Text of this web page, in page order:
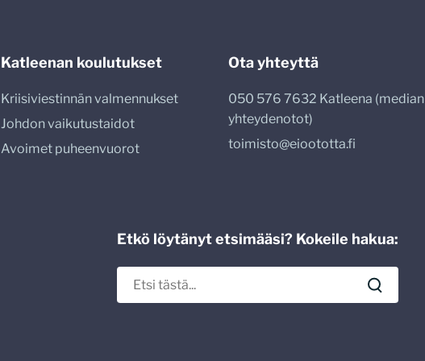
Katleenan koulutukset
Kriisiviestinnän valmennukset
Johdon vaikutustaidot
Avoimet puheenvuorot
Ota yhteyttä
050 576 7632 Katleena (median
yhteydenotot)
toimisto@eioototta.fi
Etkö löytänyt etsimääsi? Kokeile hakua: